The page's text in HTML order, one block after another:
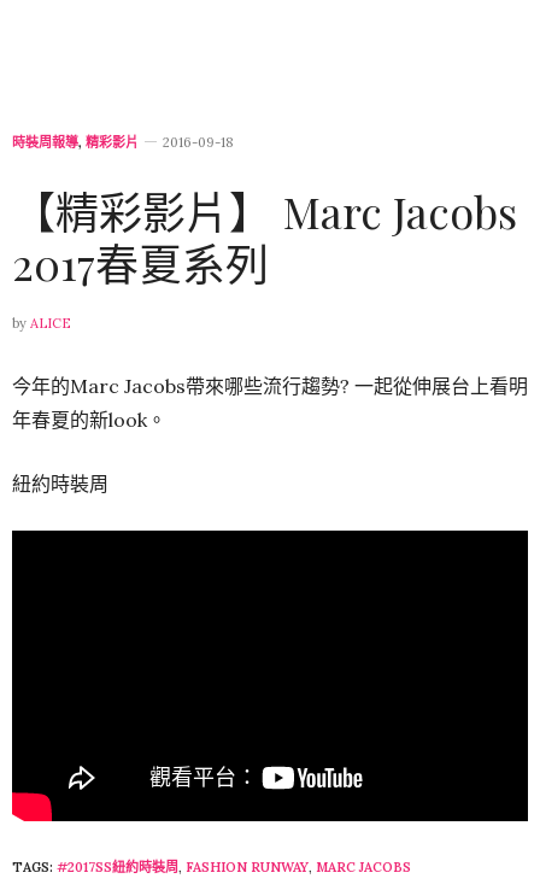
時裝周報導, 精彩影片 2016-09-18
【精彩影片】 Marc Jacobs
2017春夏系列
by ALICE
今年的Marc Jacobs帶來哪些流行趨勢? 一起從伸展台上看明
年春夏的新look。
紐約時裝周
TAGS: #2017SS紐約時裝周, FASHION RUNWAY, MARC JACOBS